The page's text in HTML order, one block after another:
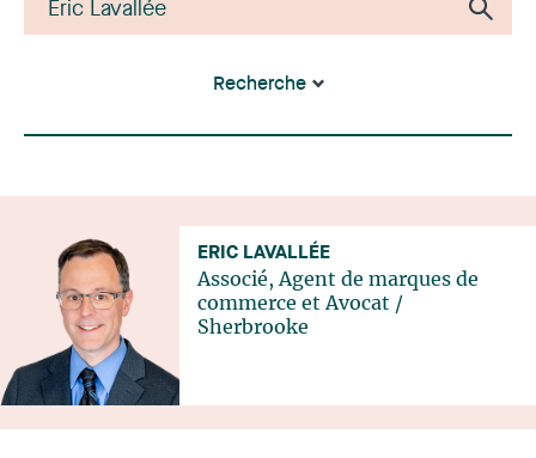
Recherche
ERIC LAVALLÉE
Associé, Agent de marques de
commerce et Avocat /
Sherbrooke